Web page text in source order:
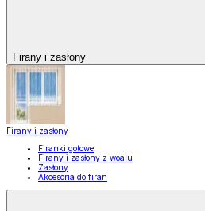
Firany i zasłony
Firany i zasłony
Firanki gotowe
Firany i zasłony z woalu
Zasłony
Akcesoria do firan